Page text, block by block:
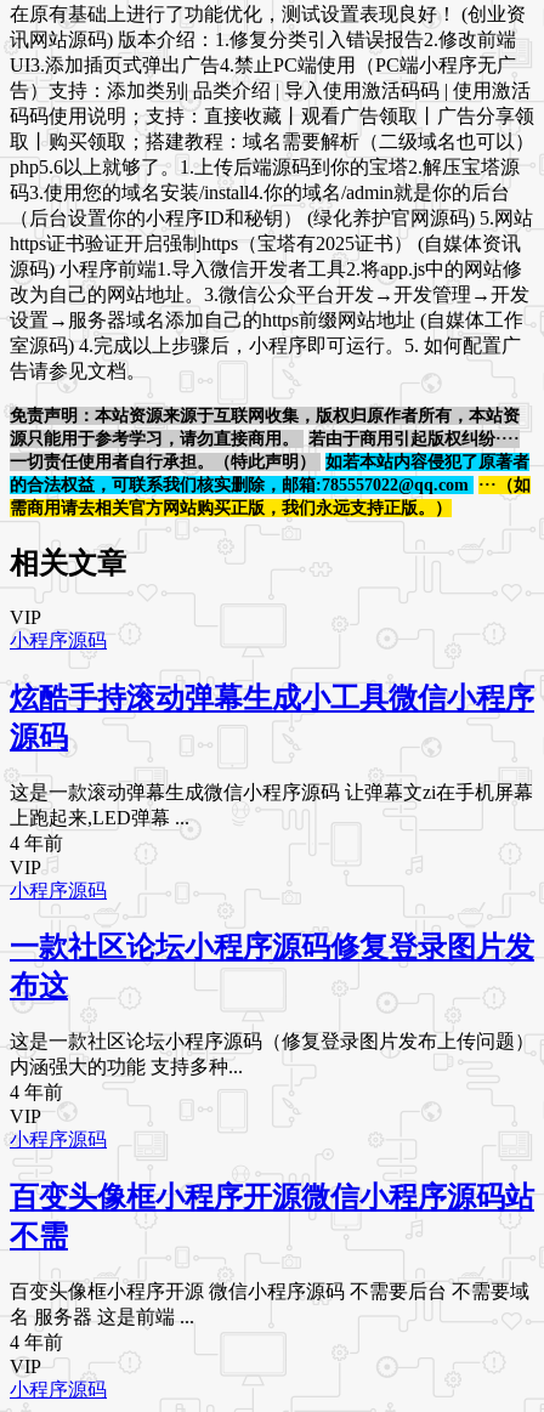
在原有基础上进行了功能优化，测试设置表现良好！ (创业资
讯网站源码) 版本介绍：1.修复分类引入错误报告2.修改前端
UI3.添加插页式弹出广告4.禁止PC端使用（PC端小程序无广
告）支持：添加类别| 品类介绍 | 导入使用激活码码 | 使用激活
码码使用说明；支持：直接收藏丨观看广告领取丨广告分享领
取丨购买领取；搭建教程：域名需要解析（二级域名也可以）
php5.6以上就够了。1.上传后端源码到你的宝塔2.解压宝塔源
码3.使用您的域名安装/install4.你的域名/admin就是你的后台
（后台设置你的小程序ID和秘钥） (绿化养护官网源码) 5.网站
https证书验证开启强制https（宝塔有2025证书） (自媒体资讯
源码) 小程序前端1.导入微信开发者工具2.将app.js中的网站修
改为自己的网站地址。3.微信公众平台开发→开发管理→开发
设置→服务器域名添加自己的https前缀网站地址 (自媒体工作
室源码) 4.完成以上步骤后，小程序即可运行。5. 如何配置广
告请参见文档。
免责声明：本站资源来源于互联网收集，版权归原作者所有，本站资
源只能用于参考学习，请勿直接商用。
若由于商用引起版权纠纷····
一切责任使用者自行承担。（特此声明）
如若本站内容侵犯了原著者
的合法权益，可联系我们核实删除，邮箱:785557022@qq.com
···（如
需商用请去相关官方网站购买正版，我们永远支持正版。）
相关文章
VIP
小程序源码
炫酷手持滚动弹幕生成小工具微信小程序
源码
这是一款滚动弹幕生成微信小程序源码 让弹幕文zi在手机屏幕
上跑起来,LED弹幕 ...
4 年前
VIP
小程序源码
一款社区论坛小程序源码修复登录图片发
布这
这是一款社区论坛小程序源码（修复登录图片发布上传问题）
内涵强大的功能 支持多种...
4 年前
VIP
小程序源码
百变头像框小程序开源微信小程序源码站
不需
百变头像框小程序开源 微信小程序源码 不需要后台 不需要域
名 服务器 这是前端 ...
4 年前
VIP
小程序源码